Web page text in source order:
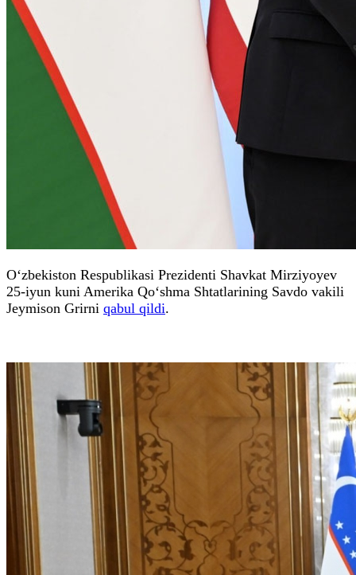
O‘zbekiston Respublikasi Prezidenti Shavkat Mirziyoyev
25-iyun kuni Amerika Qo‘shma Shtatlarining Savdo vakili
Jeymison Grirni qabul qildi.